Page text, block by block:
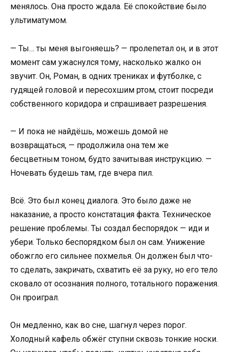
менялось. Она просто ждала. Её спокойствие было
ультиматумом.
— Ты… ты меня выгоняешь? — пролепетал он, и в этот
момент сам ужаснулся тому, насколько жалко он
звучит. Он, Роман, в одних трениках и футболке, с
гудящей головой и пересохшим ртом, стоит посреди
собственного коридора и спрашивает разрешения.
— И пока не найдёшь, можешь домой не
возвращаться, — продолжила она тем же
бесцветным тоном, будто зачитывая инструкцию. —
Ночевать будешь там, где вчера пил.
Всё. Это был конец диалога. Это было даже не
наказание, а просто констатация факта. Техническое
решение проблемы. Ты создал беспорядок — иди и
убери. Только беспорядком был он сам. Унижение
обожгло его сильнее похмелья. Он должен был что-
то сделать, закричать, схватить её за руку, но его тело
сковало от осознания полного, тотального поражения.
Он проиграл.
Он медленно, как во сне, шагнул через порог.
Холодный кафель обжёг ступни сквозь тонкие носки.